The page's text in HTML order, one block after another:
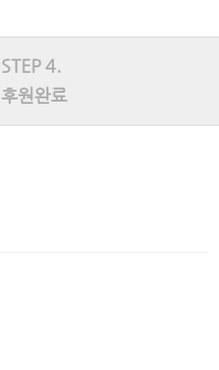
STEP 4.
후원완료